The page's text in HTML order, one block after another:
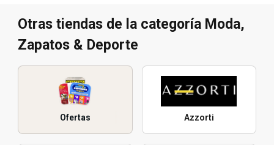
Otras tiendas de la categoría Moda,
Zapatos & Deporte
Ofertas Azzorti